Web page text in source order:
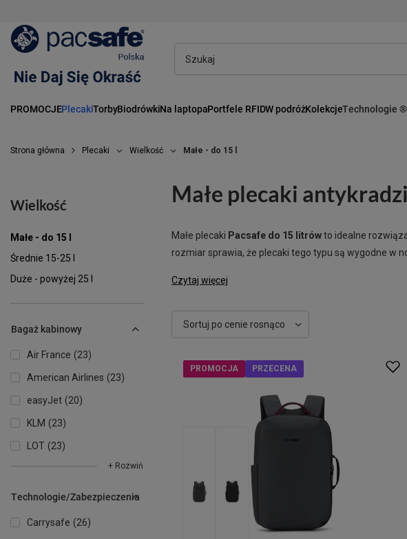
PROMOCJEPlecakiTorbyBiodrówkiNa laptopaPortfele RFIDW podróżKolekcjeTechnologie ®
Strona główna Plecaki Wielkość Małe - do 15 l
Wielkość
Małe - do 15 l
Średnie 15-25 l
Duże - powyżej 25 l
Bagaż kabinowy
Air France 23
American Airlines 23
easyJet 20
KLM 23
LOT 23
+ Rozwiń
Technologie/Zabezpieczenia
Carrysafe 26
Małe plecaki
Małe plecaki Pacsafe do 15 litrówto idealne
rozmiar sprawia, że plecaki tego typu są wygodne w
Czytaj więcej
Zmień sortowanie
Sortuj po cenie rosnąco
PROMOCJA PRZECENA